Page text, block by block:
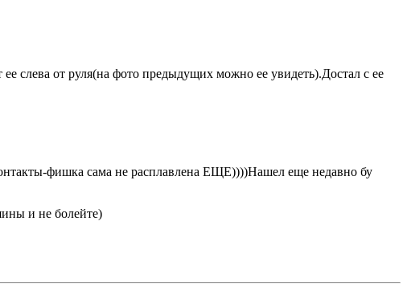
слева от руля(на фото предыдущих можно ее увидеть).Достал с ее
фишка сама не расплавлена ЕЩЕ))))Нашел еще недавно бу
и не болейте)